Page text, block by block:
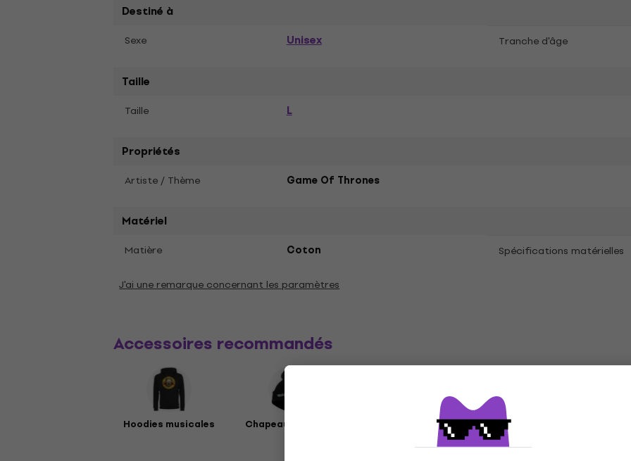
Destiné à
Sexe Unisex Tranche d'âge
Taille
Taille L
Propriétés
Artiste / Thème Game Of Thrones
Matériel
Matière Coton Spécifications matérielles
J'ai une remarque concernant les paramètres
Accessoires recommandés
Hoodies musicales Chapeaux musique Disques vinyles Casquettes musique